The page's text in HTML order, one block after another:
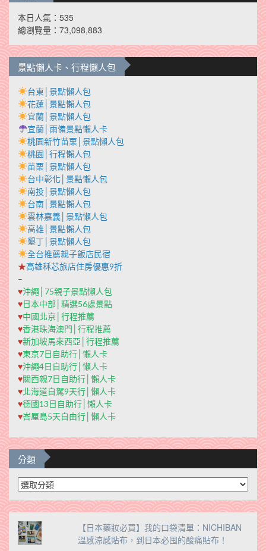
本日人氣：535
總瀏覽量：73,098,883
景點懶人卡、行程懶人包
台東│景點懶人包
花蓮│景點懶人包
宜蘭│景點懶人包
宜蘭│雨備景點懶人卡
桃園新竹苗栗│景點懶人包
桃園│行程懶人包
苗栗│景點懶人包
台中彰化│景點懶人包
南投│景點懶人包
台南│景點懶人包
雲林嘉義│景點懶人包
高雄│景點懶人包
墾丁│景點懶人包
全台推薦親子飯店民宿
★高雄秝芯旅店住房優惠9折
–
♥沖繩│75親子景點懶人包
♥日本中部│精選56處景點
♥中國北京│行程推薦
♥香港珠海澳門│行程推薦
♥新加坡馬來西亞│行程推薦
♥東京7日自助行│懶人卡
♥沖繩4日自助行│懶人卡
♥關西親7日自助行│懶人卡
♥北海道自駕9天行│懶人卡
♥德國13日自助行│懶人卡
♥峇厘島5天自由行│懶人卡
分類
分
類
【日本藥妝必買】我的口袋清單：NICHIBAN
溫感涼感貼布，到日本必囤的酸痛貼布！